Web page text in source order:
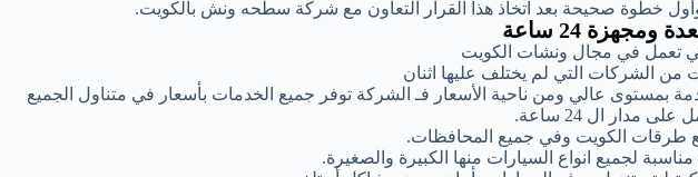
وأول خطوة صحيحة بعد اتخاذ هذا القرار التعاون مع شركة سطحه ونش بالكويت.
24 ساعة
تعمل في مجال ونشات الكويت
الشركات التي لم يختلف عليها اثنان
بمستوى عالي ومن ناحية الأسعار فـ الشركة توفر جميع الخدمات بأسعار في متناول الجميع
مدار ال 24 ساعة.
طرقات الكويت وفي جميع المحافظات.
لجميع انواع السيارات منها الكبيرة والصغيرة.